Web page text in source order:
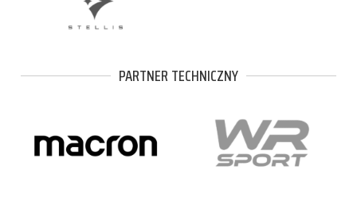
PARTNER TECHNICZNY